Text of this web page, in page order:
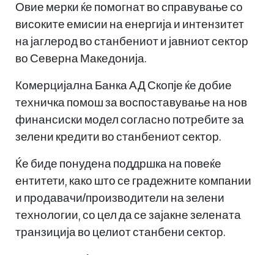
Овие мерки ќе помогнат во справување со
високите емисии на енергија и интензитет
на јаглерод во станбениот и јавниот сектор
во Северна Македонија.
Комерцијална Банка АД Скопје ќе добие
техничка помош за воспоставување на нов
финансиски модел согласно потребите за
зелени кредити во станбениот сектор.
Ќе биде понудена поддршка на повеќе
ентитети, како што се градежните компании
и продавачи/производители на зелени
технологии, со цел да се зајакне зелената
транзиција во целиот станбени сектор.